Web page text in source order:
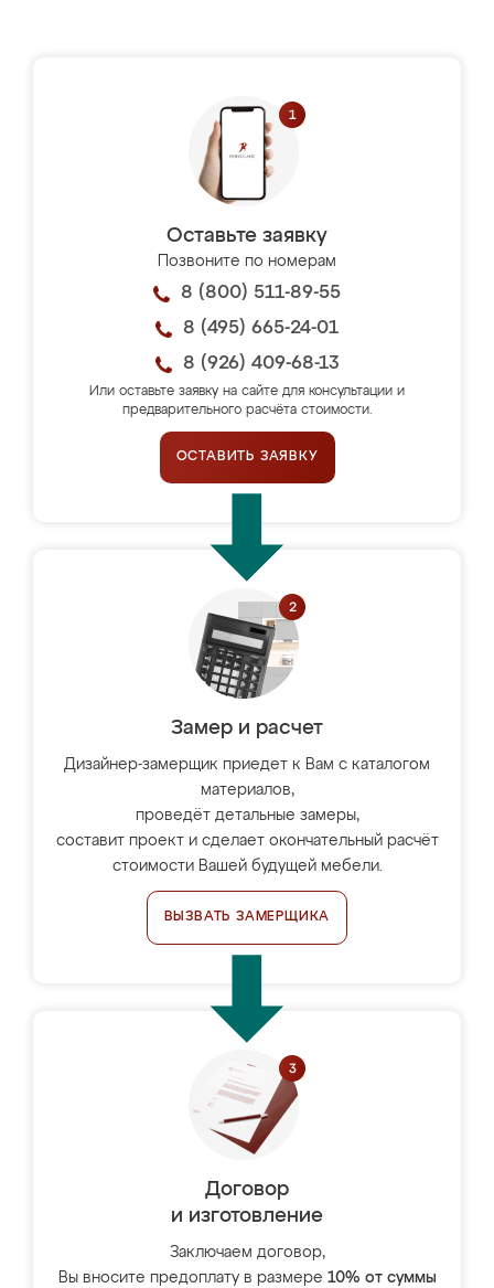
Оставьте заявку
Позвоните по номерам
8 (800) 511-89-55
8 (495) 665-24-01
8 (926) 409-68-13
Или оставьте заявку на сайте для консультации и
предварительного расчёта стоимости.
ОСТАВИТЬ ЗАЯВКУ
Замер и расчет
Дизайнер-замерщик приедет к Вам с каталогом
материалов,
проведёт детальные замеры,
составит проект и сделает окончательный расчёт
стоимости Вашей будущей мебели.
ВЫЗВАТЬ ЗАМЕРЩИКА
Договор
и изготовление
Заключаем договор,
Вы вносите предоплату в размере 10% от суммы